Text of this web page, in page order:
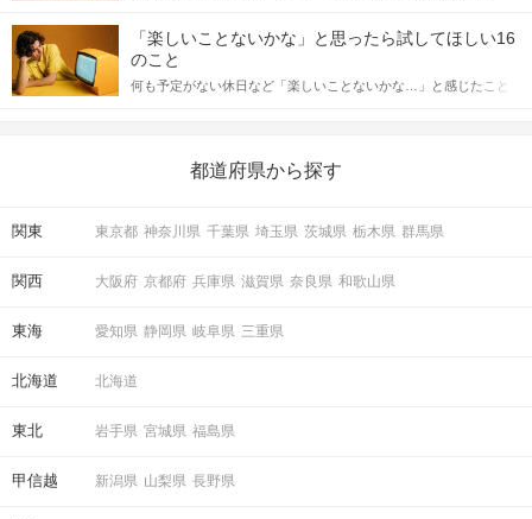
合にどのような行動に繋げるべきかをご紹介していきます。
しかし、中には「どう誘ったらいいの？」とお困りの男性もいら
っしゃるのではないでしょうか。 そこで今回は、男性から女性へ
送るLINEでのデートの誘い方のコツをご紹介します。例文も混じ
えながら解説するので、ぜひ参考にしてください。
「楽しいことないかな」と思ったら試してほしい16
のこと
何も予定がない休日など「楽しいことないかな…」と感じたこと
の楽しいことアイデアを集めました♪ いままさに楽しいことを探し
都道府県から探す
関東 東京都 神奈川県 千葉県 埼玉県 茨城県 栃木県 群馬県
関西 大阪府 京都府 兵庫県 滋賀県 奈良県 和歌山県
東海 愛知県 静岡県 岐阜県 三重県
北海道 北海道
東北 岩手県 宮城県 福島県
甲信越 新潟県 山梨県 長野県